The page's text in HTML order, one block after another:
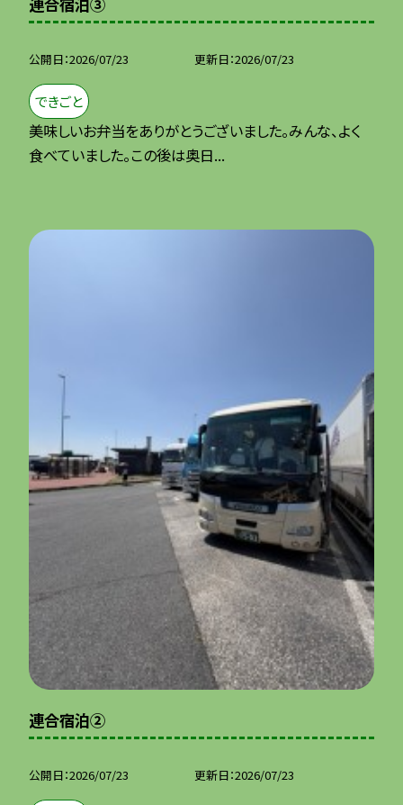
公開日 2026/07/23 更新日 2026/07/23
できごと
美味しいお弁当をありがとうございました。みんな、よく
食べていました。この後は奥日...
連合宿泊②
公開日 2026/07/23 更新日 2026/07/23